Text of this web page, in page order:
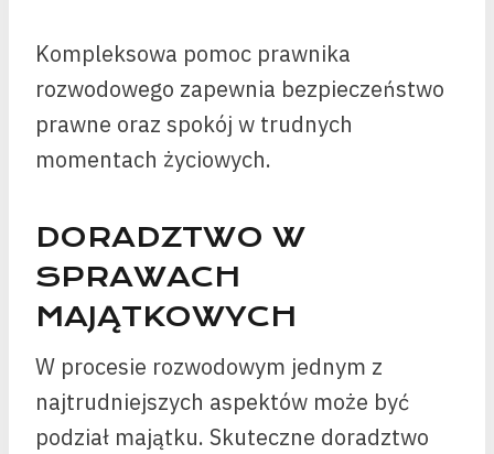
Kompleksowa pomoc prawnika
rozwodowego zapewnia bezpieczeństwo
prawne oraz spokój w trudnych
momentach życiowych.
DORADZTWO W
SPRAWACH
MAJĄTKOWYCH
W procesie rozwodowym jednym z
najtrudniejszych aspektów może być
podział majątku. Skuteczne doradztwo